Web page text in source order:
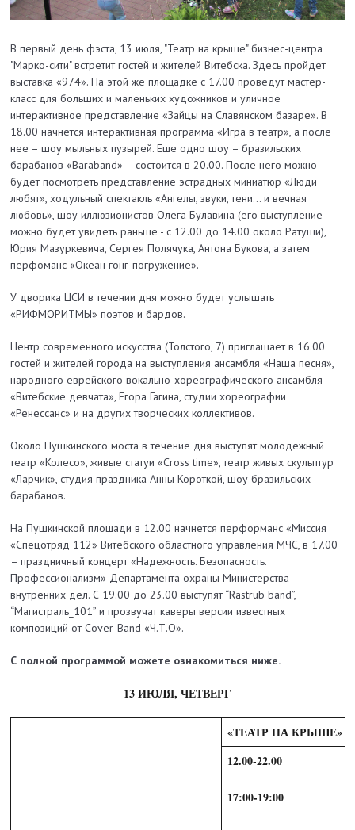
В первый день фэста, 13 июля, "Театр на крыше"бизнес-центра
"Марко-сити"встретит гостей и жителей Витебска. Здесь пройдет
выставка «974». На этой же площадке с 17.00 проведут мастер-
класс для больших и маленьких художников и уличное
интерактивное представление «Зайцы на Славянском базаре». В
18.00 начнется интерактивная программа «Игра в театр», а после
нее – шоу мыльных пузырей. Еще одно шоу – бразильских
барабанов «Baraband» – состоится в 20.00. После него можно
будет посмотреть представление эстрадных миниатюр «Люди
любят», ходульный спектакль «Ангелы, звуки, тени... и вечная
любовь», шоу иллюзионистов Олега Булавина (его выступление
можно будет увидеть раньше - с 12.00 до 14.00 около Ратуши),
Юрия Мазуркевича, Сергея Полячука, Антона Букова, а затем
перфоманс «Океан гонг-погружение».
У дворика ЦСИ в течении дня можно будет услышать
«РИФМОРИТМЫ» поэтов и бардов.
Центр современного искусства (Толстого, 7) приглашает в 16.00
гостей и жителей города на выступления ансамбля «Наша песня»,
народного еврейского вокально-хореографического ансамбля
«Витебские девчата», Егора Гагина, студии хореографии
«Ренессанс» и на других творческих коллективов.
Около Пушкинского моста в течение дня выступят молодежный
театр «Колесо», живые статуи «Cross time», театр живых скульптур
«Ларчик», студия праздника Анны Короткой, шоу бразильских
барабанов.
На Пушкинской площади в 12.00 начнется перформанс «Миссия
«Спецотряд 112» Витебского областного управления МЧС, в 17.00
– праздничный концерт «Надежность. Безопасность.
Профессионализм» Департамента охраны Министерства
внутренних дел. С 19.00 до 23.00 выступят “Rastrub band”,
“Магистраль_101” и прозвучат каверы версии известных
композиций от Cover-Band «Ч.Т.О».
С полной программой можете ознакомиться ниже.
13 ИЮЛЯ, ЧЕТВЕРГ
«ТЕАТР НА КРЫШЕ»
12.00-22.00
17:00-19:00